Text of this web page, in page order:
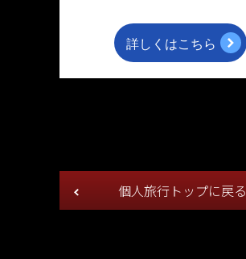
個人旅行トップに戻る